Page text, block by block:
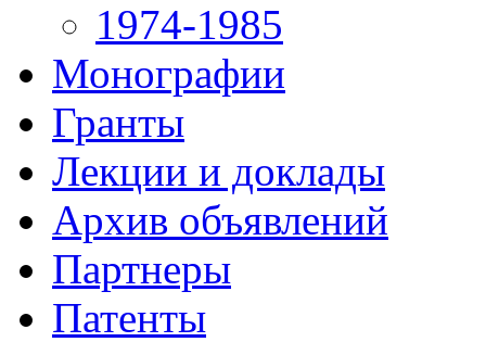
1974-1985
Монографии
Гранты
Лекции и доклады
Архив объявлений
Партнеры
Патенты